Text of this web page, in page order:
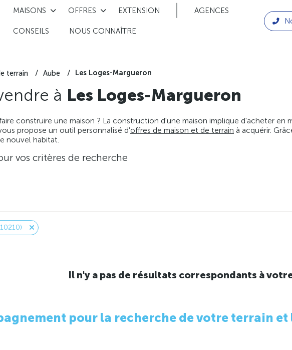
MAISONS OFFRES EXTENSION AGENCES
CONSEILS NOUS CONNAÎTRE
terrain Aube Les Loges-Margueron
à Les Loges-Margueron
construire une maison ? La construction d'une maison implique d'acheter en
propose un outil personnalisé d'offres de maison et de terrain à acquérir.
nouvel habitat.
vos critères de recherche
Il n'y a pas de résultats correspondants à
pour la recherche de votre terrain